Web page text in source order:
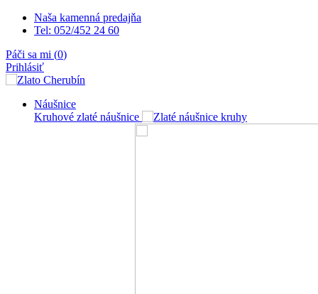
Naša kamenná predajňa
Tel: 052/452 24 60
Páči sa mi (0)
Prihlásiť
Náušnice
Kruhové zlaté náušnice